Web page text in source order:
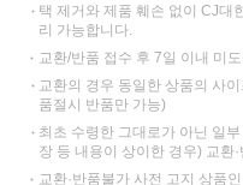
택 제거와 제품 훼손 없이 CJ대
리 가능합니다.
교환/반품 접수 후 7일 이내 미
교환의 경우 동일한 상품의 사
품절시 반품만 가능)
최초 수령한 그대로가 아닌 일
장 등 내용이 상이한 경우) 교환
교환·반품불가 사전 고지 상품